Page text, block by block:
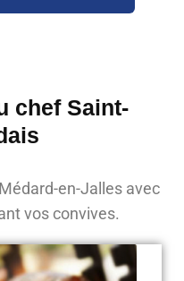
chef Saint-
en-Jalles avec
vos convives.